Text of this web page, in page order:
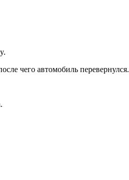
чего автомобиль перевернулся.